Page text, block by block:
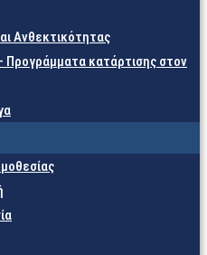
Ανθεκτικότητας
Προγράμματα κατάρτισης στον